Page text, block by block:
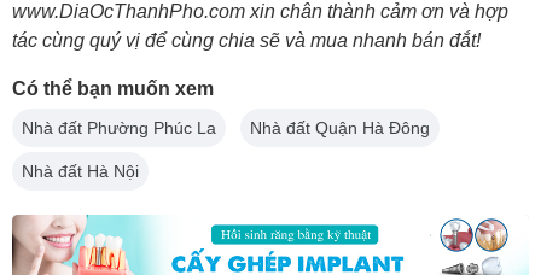
www.DiaOcThanhPho.com xin chân thành cảm ơn và hợp
tác cùng quý vị để cùng chia sẽ và mua nhanh bán đắt!
Có thể bạn muốn xem
Nhà đất Phường Phúc La Nhà đất Quận Hà Đông
Nhà đất Hà Nội